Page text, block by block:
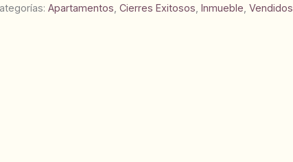
Apartamentos Cierres Exitosos Inmueble Vendidos